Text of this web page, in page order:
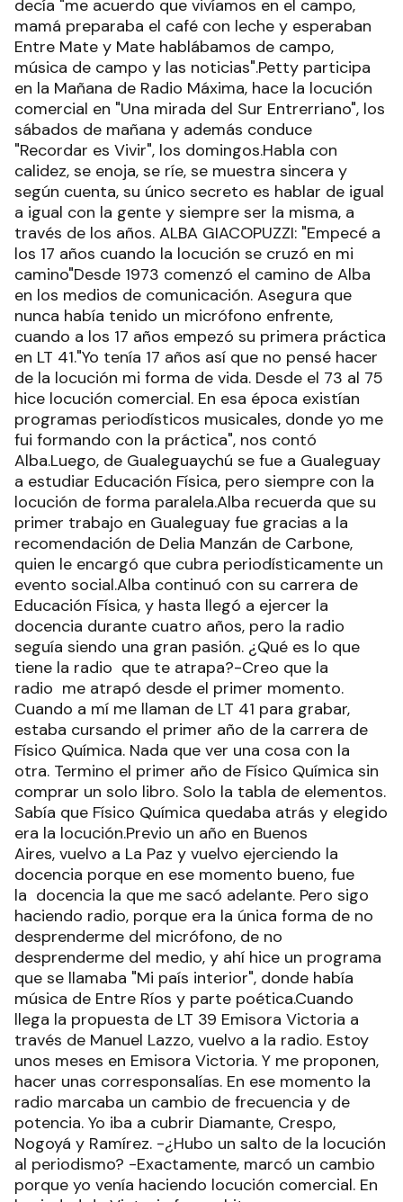
decía "me acuerdo que vivíamos en el campo,
mamá preparaba el café con leche y esperaban
Entre Mate y Mate hablábamos de campo,
música de campo y las noticias".Petty participa
en la Mañana de Radio Máxima, hace la locución
comercial en "Una mirada del Sur Entrerriano", los
sábados de mañana y además conduce
"Recordar es Vivir", los domingos.Habla con
calidez, se enoja, se ríe, se muestra sincera y
según cuenta, su único secreto es hablar de igual
a igual con la gente y siempre ser la misma, a
través de los años. ALBA GIACOPUZZI: "Empecé a
los 17 años cuando la locución se cruzó en mi
camino"Desde 1973 comenzó el camino de Alba
en los medios de comunicación. Asegura que
nunca había tenido un micrófono enfrente,
cuando a los 17 años empezó su primera práctica
en LT 41."Yo tenía 17 años así que no pensé hacer
de la locución mi forma de vida. Desde el 73 al 75
hice locución comercial. En esa época existían
programas periodísticos musicales, donde yo me
fui formando con la práctica", nos contó
Alba.Luego, de Gualeguaychú se fue a Gualeguay
a estudiar Educación Física, pero siempre con la
locución de forma paralela.Alba recuerda que su
primer trabajo en Gualeguay fue gracias a la
recomendación de Delia Manzán de Carbone,
quien le encargó que cubra periodísticamente un
evento social.Alba continuó con su carrera de
Educación Física, y hasta llegó a ejercer la
docencia durante cuatro años, pero la radio
seguía siendo una gran pasión. ¿Qué es lo que
tiene la radio que te atrapa?-Creo que la
radio me atrapó desde el primer momento.
Cuando a mí me llaman de LT 41 para grabar,
estaba cursando el primer año de la carrera de
Físico Química. Nada que ver una cosa con la
otra. Termino el primer año de Físico Química sin
comprar un solo libro. Solo la tabla de elementos.
Sabía que Físico Química quedaba atrás y elegido
era la locución.Previo un año en Buenos
Aires, vuelvo a La Paz y vuelvo ejerciendo la
docencia porque en ese momento bueno, fue
la docencia la que me sacó adelante. Pero sigo
haciendo radio, porque era la única forma de no
desprenderme del micrófono, de no
desprenderme del medio, y ahí hice un programa
que se llamaba "Mi país interior", donde había
música de Entre Ríos y parte poética.Cuando
llega la propuesta de LT 39 Emisora Victoria a
través de Manuel Lazzo, vuelvo a la radio. Estoy
unos meses en Emisora Victoria. Y me proponen,
hacer unas corresponsalías. En ese momento la
radio marcaba un cambio de frecuencia y de
potencia. Yo iba a cubrir Diamante, Crespo,
Nogoyá y Ramírez. -¿Hubo un salto de la locución
al periodismo? -Exactamente, marcó un cambio
porque yo venía haciendo locución comercial. En